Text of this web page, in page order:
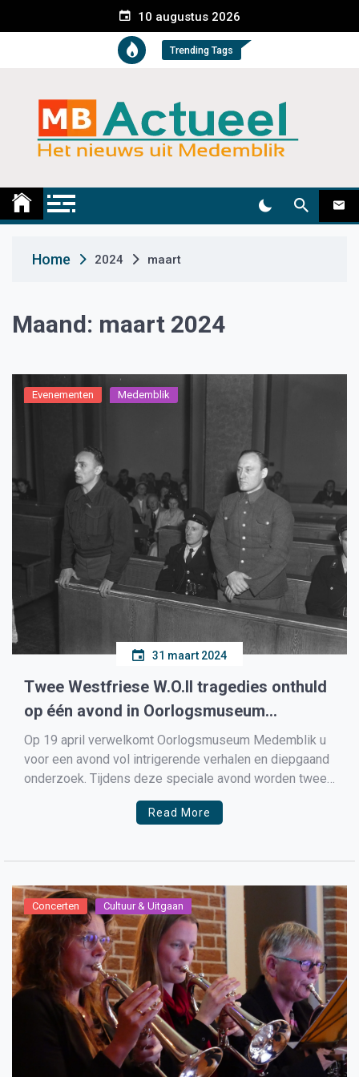
e
t
10 augustus 2026
Trending Tags
Medemblik Actueel
Home 2024 maart
Maand: maart 2024
Evenementen Medemblik
31 maart 2024
Twee Westfriese W.O.II tragedies onthuld
op één avond in Oorlogsmuseum
Medemblik!
Op 19 april verwelkomt Oorlogsmuseum Medemblik u
voor een avond vol intrigerende verhalen en diepgaand
onderzoek. Tijdens deze speciale avond worden twee
boeiende lezingen gepresenteerd door lokale
historicus Koos Schipper. De eerste lezing dompelt u
Read More
Concerten Cultuur & Uitgaan